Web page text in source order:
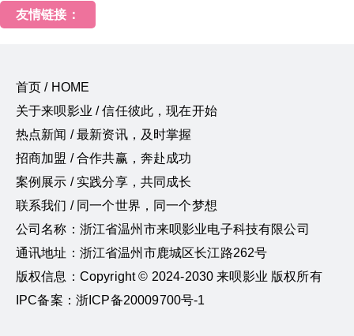
友情链接：
首页 / HOME
关于来呗影业 / 信任彼此，现在开始
热点新闻 / 最新资讯，及时掌握
招商加盟 / 合作共赢，奔赴成功
案例展示 / 实践分享，共同成长
联系我们 / 同一个世界，同一个梦想
公司名称：浙江省温州市来呗影业电子科技有限公司
通讯地址：浙江省温州市鹿城区长江路262号
版权信息：Copyright © 2024-2030 来呗影业 版权所有
IPC备案：浙ICP备20009700号-1